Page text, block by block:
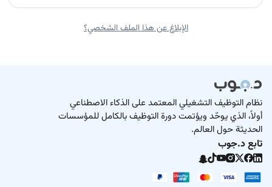
الإبلاغ عن هذا الملف الشخصي؟
نظام التوظيف التشغيلي المعتمد على الذكاء الاصطناعي
أولاً، الذي يوحّد ويؤتمت دورة التوظيف بالكامل للمؤسسات
الحديثة حول العالم.
تابع د.جوب